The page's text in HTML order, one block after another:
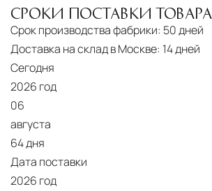
СРОКИ ПОСТАВКИ ТОВАРА
Срок производства фабрики: 50 дней
Доставка на склад в Москве: 14 дней
Сегодня
2026 год
06
августа
64 дня
Дата поставки
2026 год